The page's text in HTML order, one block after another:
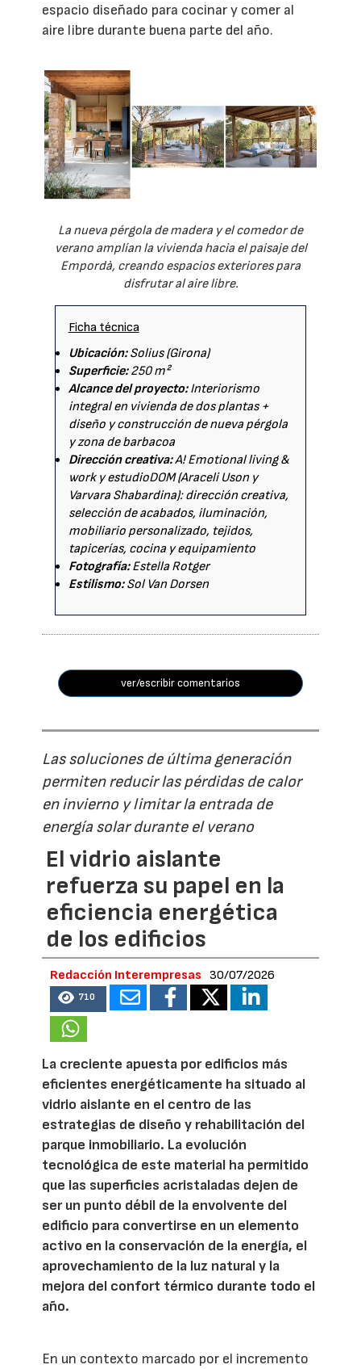
espacio diseñado para cocinar y comer al
aire libre durante buena parte del año.
La nueva pérgola de madera y el comedor de
verano amplían la vivienda hacia el paisaje del
Empordà, creando espacios exteriores para
disfrutar al aire libre.
Ficha técnica
Ubicación:Solius (Girona)
Superficie:250 m²
Alcance del proyecto:Interiorismo
integral en vivienda de dos plantas +
diseño y construcción de nueva pérgola
y zona de barbacoa
Dirección creativa:A! Emotional living &
work y estudioDOM (Araceli Uson y
Varvara Shabardina): dirección creativa,
selección de acabados, iluminación,
mobiliario personalizado, tejidos,
tapicerías, cocina y equipamiento
Fotografía:Estella Rotger
Estilismo:Sol Van Dorsen
ver/escribir comentarios
Las soluciones de última generación
permiten reducir las pérdidas de calor
en invierno y limitar la entrada de
energía solar durante el verano
El vidrio aislante
refuerza su papel en la
eficiencia energética
de los edificios
Redacción Interempresas 30/07/2026
710
La creciente apuesta por edificios más
eficientes energéticamente ha situado al
vidrio aislante en el centro de las
estrategias de diseño y rehabilitación del
parque inmobiliario. La evolución
tecnológica de este material ha permitido
que las superficies acristaladas dejen de
ser un punto débil de la envolvente del
edificio para convertirse en un elemento
activo en la conservación de la energía, el
aprovechamiento de la luz natural y la
mejora del confort térmico durante todo el
año.
En un contexto marcado por el incremento